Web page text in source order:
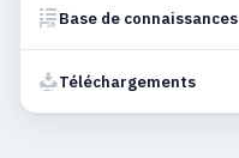
Base de connaissances
Téléchargements